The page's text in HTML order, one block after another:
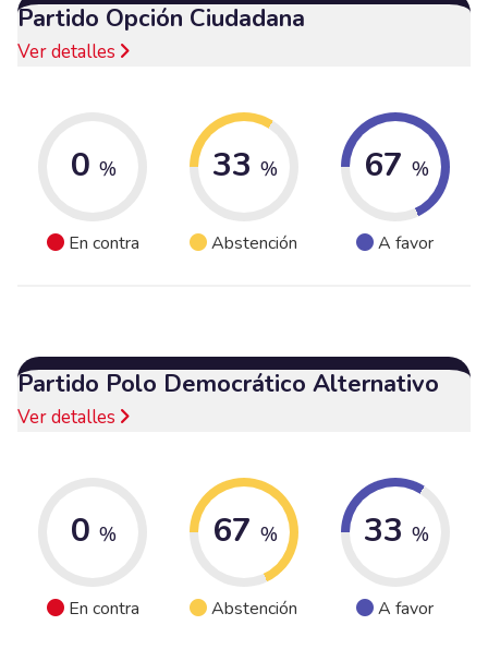
Partido Opción Ciudadana
Ver detalles
0 %
En contra
33 %
Abstención
67 %
A favor
Partido Polo Democrático Alternativo
Ver detalles
0 %
En contra
67 %
Abstención
33 %
A favor